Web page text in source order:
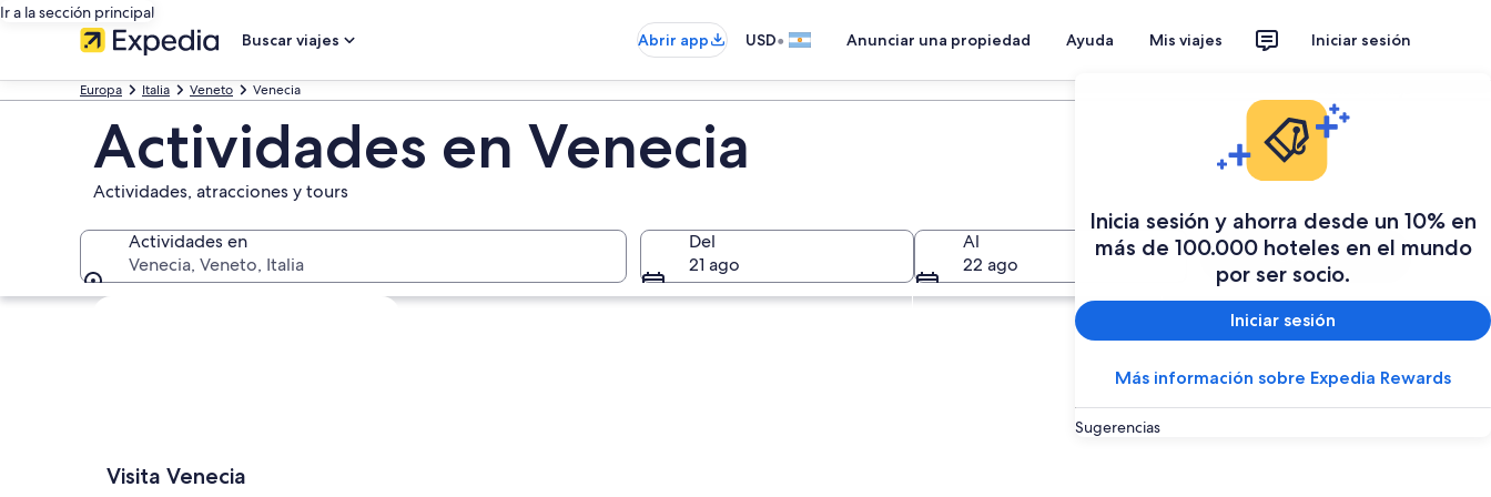
Ir a la sección principal
Buscar viajes
Abrir app USD• Anunciar una propiedad Ayuda Mis viajes Iniciar sesión
Inicia sesión y ahorra desde un 10% en
más de 100.000 hoteles en el mundo
por ser socio.
Iniciar sesión
Más información sobre Expedia Rewards
Sugerencias
Europa Italia Veneto Venecia
Actividades en Venecia
Actividades, atracciones y tours
Actividades en
Venecia, Veneto, Italia
Del
21 ago
Al
22 ago
Buscar
Ver mapa
Visita Venecia